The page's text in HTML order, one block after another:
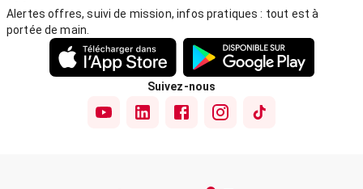
Alertes offres, suivi de mission, infos pratiques : tout est à
portée de main.
Suivez-nous